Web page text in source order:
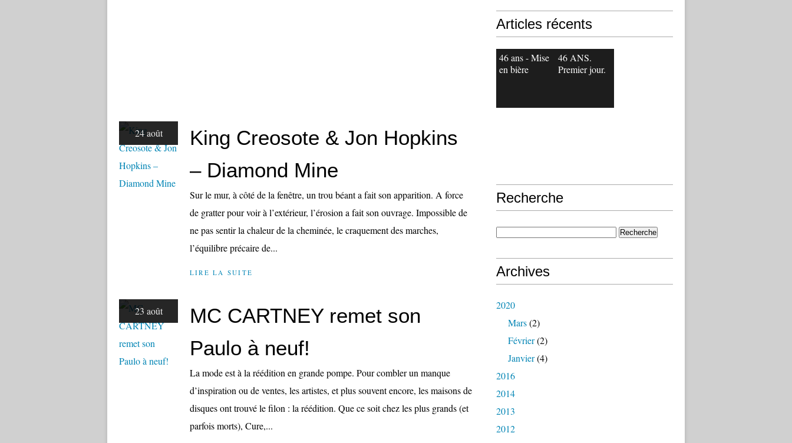
24 août
King Creosote & Jon Hopkins
– Diamond Mine
Sur le mur, à côté de la fenêtre, un trou béant a fait son apparition. A force
de gratter pour voir à l’extérieur, l’érosion a fait son ouvrage. Impossible de
ne pas sentir la chaleur de la cheminée, le craquement des marches,
l’équilibre précaire de...
LIRE LA SUITE
23 août
MC CARTNEY remet son
Paulo à neuf!
La mode est à la réédition en grande pompe. Pour combler un manque
d’inspiration ou de ventes, les artistes, et plus souvent encore, les maisons de
disques ont trouvé le filon : la réédition. Que ce soit chez les plus grands (et
parfois morts), Cure,...
Articles récents
46 ans - Mise
en bière
46 ANS.
Premier jour.
Recherche
Archives
2020
Mars(2)
Février(2)
Janvier(4)
2016
2014
2013
2012